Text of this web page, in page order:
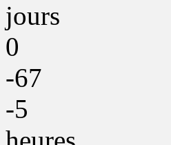
jours
0
-67
-5